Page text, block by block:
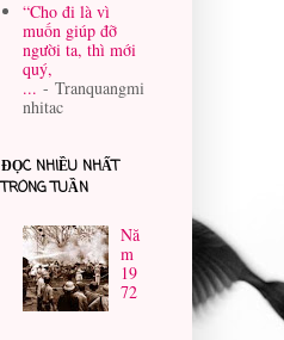
“Cho đi là vì
muốn giúp đỡ
người ta, thì mới
quý,
... - Tranquangmi
nhitac
ĐỌC NHIỀU NHẤT
TRONG TUẦN
Nă
m
19
72